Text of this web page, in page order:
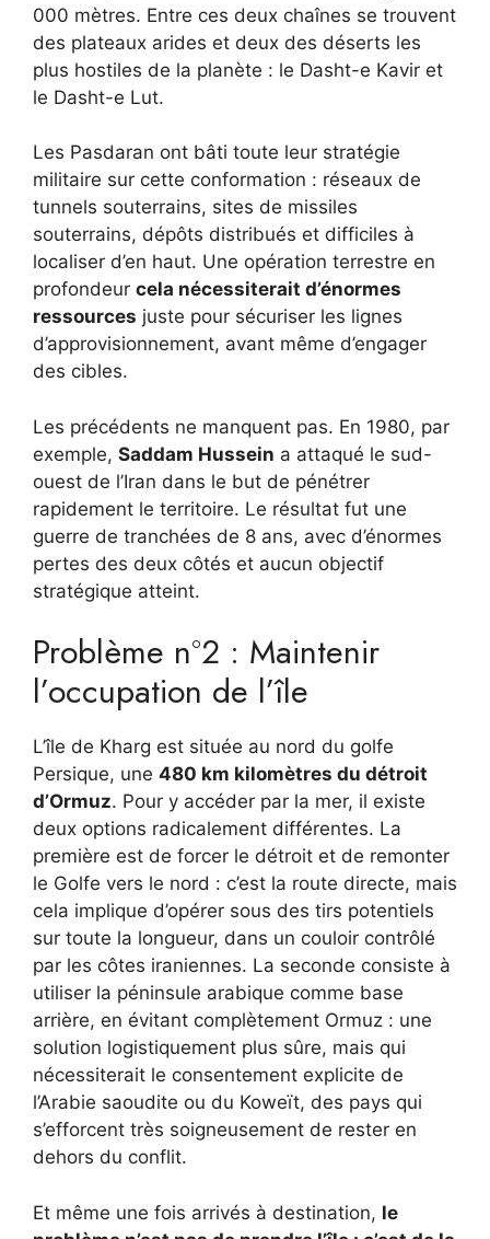
000 mètres. Entre ces deux chaînes se trouvent
des plateaux arides et deux des déserts les
plus hostiles de la planète : le Dasht-e Kavir et
le Dasht-e Lut.
Les Pasdaran ont bâti toute leur stratégie
militaire sur cette conformation : réseaux de
tunnels souterrains, sites de missiles
souterrains, dépôts distribués et difficiles à
localiser d’en haut. Une opération terrestre en
profondeur cela nécessiterait d’énormes
ressources juste pour sécuriser les lignes
d’approvisionnement, avant même d’engager
des cibles.
Les précédents ne manquent pas. En 1980, par
exemple, Saddam Hussein a attaqué le sud-
ouest de l’Iran dans le but de pénétrer
rapidement le territoire. Le résultat fut une
guerre de tranchées de 8 ans, avec d’énormes
pertes des deux côtés et aucun objectif
stratégique atteint.
Problème n°2 : Maintenir
l’occupation de l’île
L’île de Kharg est située au nord du golfe
Persique, une 480 km kilomètres du détroit
d’Ormuz. Pour y accéder par la mer, il existe
deux options radicalement différentes. La
première est de forcer le détroit et de remonter
le Golfe vers le nord : c’est la route directe, mais
cela implique d’opérer sous des tirs potentiels
sur toute la longueur, dans un couloir contrôlé
par les côtes iraniennes. La seconde consiste à
utiliser la péninsule arabique comme base
arrière, en évitant complètement Ormuz : une
solution logistiquement plus sûre, mais qui
nécessiterait le consentement explicite de
l’Arabie saoudite ou du Koweït, des pays qui
s’efforcent très soigneusement de rester en
dehors du conflit.
Et même une fois arrivés à destination, le